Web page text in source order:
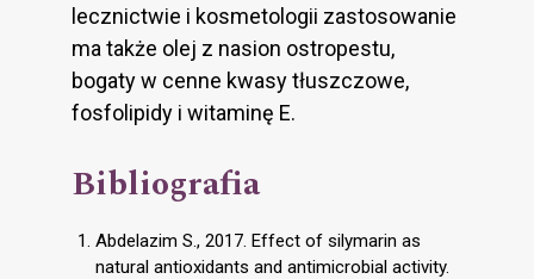
lecznictwie i kosmetologii zastosowanie
ma także olej z nasion ostropestu,
bogaty w cenne kwasy tłuszczowe,
fosfolipidy i witaminę E.
Bibliografia
Abdelazim S., 2017. Effect of silymarin as
natural antioxidants and antimicrobial activity.